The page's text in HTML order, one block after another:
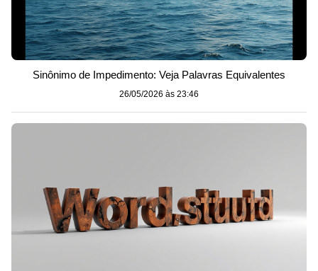
Sinônimo de Impedimento: Veja Palavras Equivalentes
26/05/2026 às 23:46